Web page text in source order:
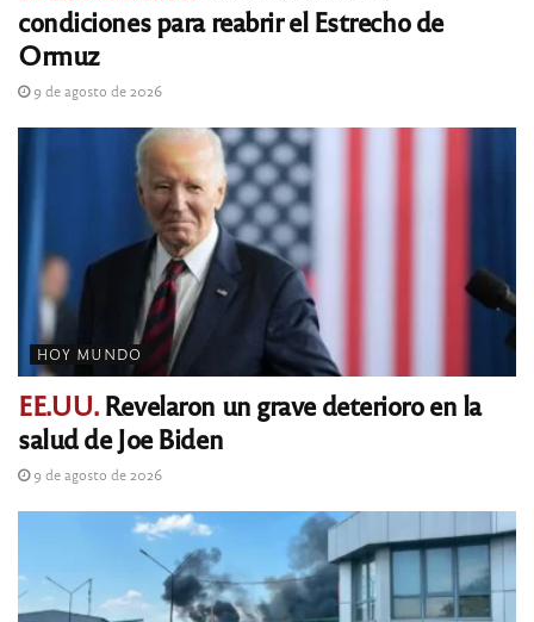
condiciones para reabrir el Estrecho de
Ormuz
9 de agosto de 2026
HOY MUNDO
EE.UU.Revelaron un grave deterioro en la
salud de Joe Biden
9 de agosto de 2026